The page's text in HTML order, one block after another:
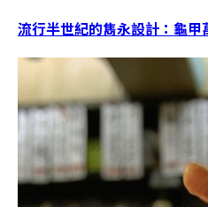
流行半世紀的雋永設計：龜甲